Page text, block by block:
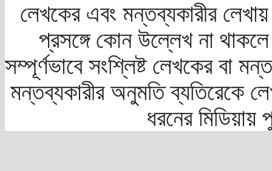
লেখকের এবং মন্তব্যকারীর
প্রসঙ্গে কোন উল্লেখ না
সম্পূর্ণভাবে সংশ্লিষ্ট লেখকের বা
মন্তব্যকারীর অনুমতি ব্যতিরেকে
ধরনের মিডিয়ায়